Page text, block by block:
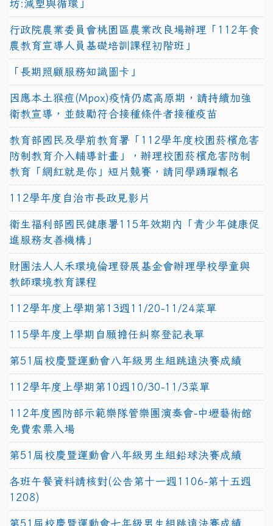
坊:減塑與循環」
行政院農業委員會桃園區農業改良場辦理「112年食
農教育宣導人員基礎培訓課程初階班」
「長期照顧服務知識圖卡」
因應本土猴痘(Mpox)疫情仍處高原期，請持續加強
衛教宣導，並鼓勵符合接種條件者接種疫苗
教育部國民及學前教育署「112學年度校園菸檳危害
防制教育介入輔導計畫」，辦理校園菸檳危害防制
教育「網紅就是你」短片競賽，請同學踴躍報名
112學年度自治市長政見影片
衛生福利部國民健康署115年效期內「青少年健康促
進服務友善機構」
財團法人人禾環境倫理發展基金會辦理學校學童與
教師環境教育課程
112學年度上學期第13週11/20-11/24菜單
115學年度上學期自願擔任糾察登記表單
第51屆校慶暨運動會八年級男生組跳遠決賽成績
112學年度上學期第10週10/30-11/3菜單
112年度國防部示範樂隊管樂團演奏會-中壢藝術館
免費索票入場
第51屆校慶暨運動會八年級男生組鉛球決賽成績
各班午餐資料請核對(公告第十一週1106-第十五週
1208)
第51屆校慶暨運動會七年級男生組跳遠決賽成績